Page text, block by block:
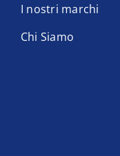
I nostri marchi
Chi Siamo